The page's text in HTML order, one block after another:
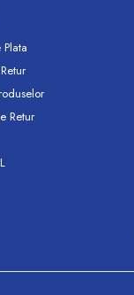
Retur